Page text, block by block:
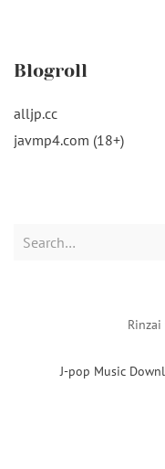
Blogroll
alljp.cc
javmp4.com (18+)
Search
J-pop Music